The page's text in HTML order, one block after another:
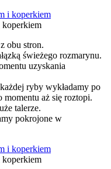
koperkiem
obu stron.
świeżego rozmarynu.
uzyskania
ryby wykładamy po
momentu aż się roztopi.
talerze.
pokrojone w
koperkiem